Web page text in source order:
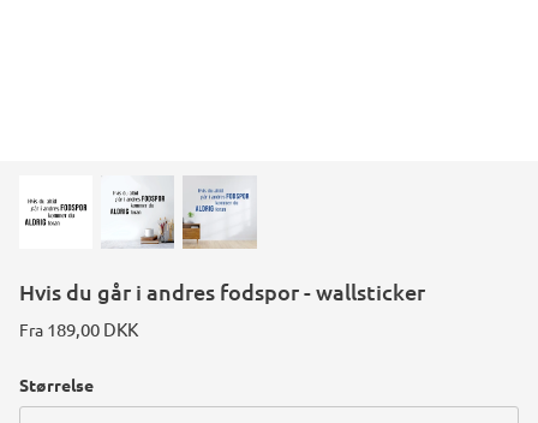
Hvis du går i andres fodspor - wallsticker
Fra 189,00 DKK
Størrelse